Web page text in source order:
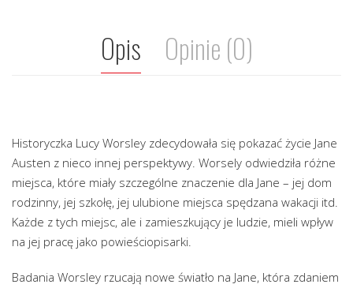
Opis Opinie (0)
Historyczka Lucy Worsley zdecydowała się pokazać życie Jane
Austen z nieco innej perspektywy. Worsely odwiedziła różne
miejsca, które miały szczególne znaczenie dla Jane – jej dom
rodzinny, jej szkołę, jej ulubione miejsca spędzana wakacji itd.
Każde z tych miejsc, ale i zamieszkujący je ludzie, mieli wpływ
na jej pracę jako powieściopisarki.
Badania Worsley rzucają nowe światło na Jane, która zdaniem